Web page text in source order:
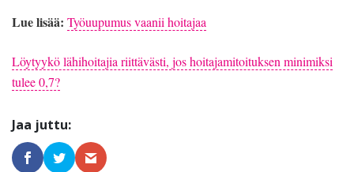
Lue lisää: Työuupumus vaanii hoitajaa
Löytyykö lähihoitajia riittävästi, jos hoitajamitoituksen minimiksi
tulee 0,7?